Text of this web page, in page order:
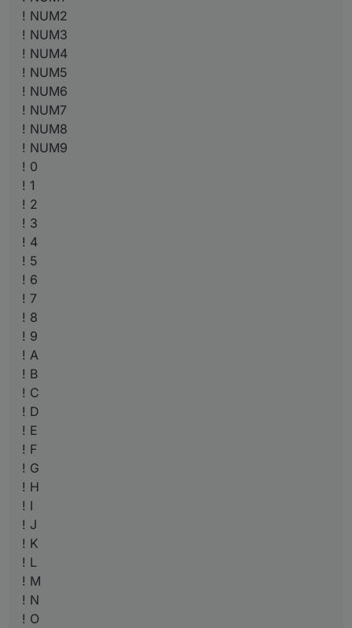
! NUM2
! NUM3
! NUM4
! NUM5
! NUM6
! NUM7
! NUM8
! NUM9
! 0
! 1
! 2
! 3
! 4
! 5
! 6
! 7
! 8
! 9
! A
! B
! C
! D
! E
! F
! G
! H
! I
! J
! K
! L
! M
! N
! O